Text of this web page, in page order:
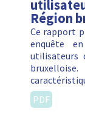
Région
Ce rapport
enquête
utilisateurs
PDF